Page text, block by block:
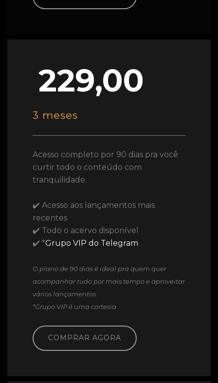
229,00
3 meses
Acesso completo por 90 dias pra você
curtir todo o conteúdo com
tranquilidade.
✔️ Acesso aos lançamentos mais
recentes
✔️ Todo o acervo disponível
✔️ *Grupo VIP do Telegram
O plano de 90 dias é ideal pra quem quer
acompanhar tudo por mais tempo e aproveitar
vários lançamentos.
*Grupo VIP é uma cortesia
COMPRAR AGORA